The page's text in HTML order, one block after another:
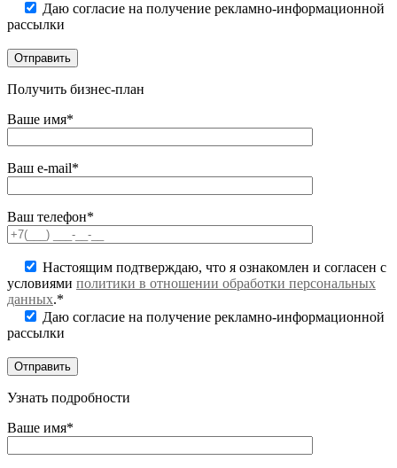
Даю согласие на получение рекламно-информационной
рассылки
Получить бизнес-план
Ваше имя*
Ваш e-mail*
Ваш телефон*
Настоящим подтверждаю, что я ознакомлен и согласен с
условиями политики в отношении обработки персональных
данных.*
Даю согласие на получение рекламно-информационной
рассылки
Узнать подробности
Ваше имя*